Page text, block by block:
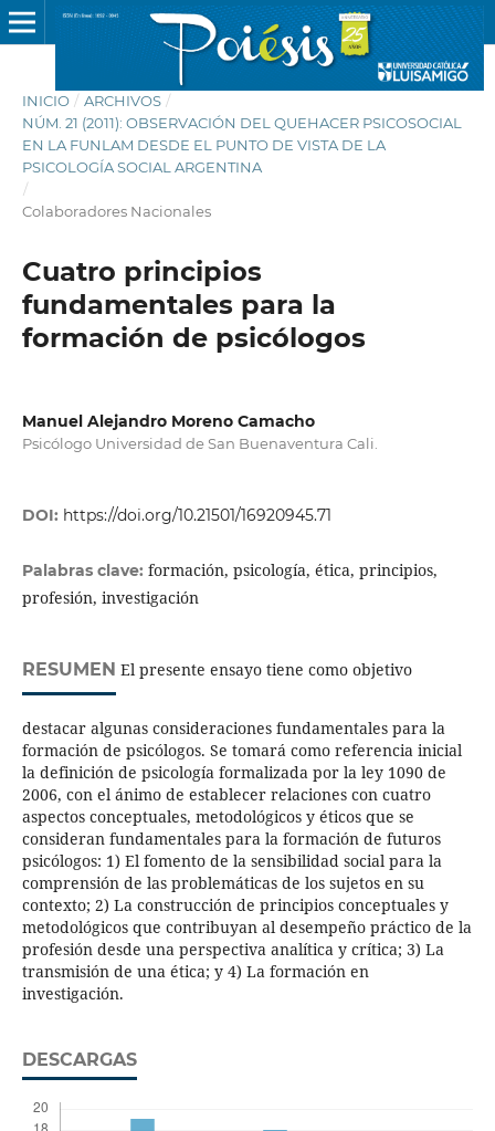
INICIO / ARCHIVOS /
NÚM. 21 (2011): OBSERVACIÓN DEL QUEHACER PSICOSOCIAL
EN LA FUNLAM DESDE EL PUNTO DE VISTA DE LA
PSICOLOGÍA SOCIAL ARGENTINA
/
Colaboradores Nacionales
Cuatro principios
fundamentales para la
formación de psicólogos
Manuel Alejandro Moreno Camacho
Psicólogo Universidad de San Buenaventura Cali.
DOI: https://doi.org/10.21501/16920945.71
Palabras clave: formación, psicología, ética, principios,
profesión, investigación
RESUMEN El presente ensayo tiene como objetivo
destacar algunas consideraciones fundamentales para la
formación de psicólogos. Se tomará como referencia inicial
la definición de psicología formalizada por la ley 1090 de
2006, con el ánimo de establecer relaciones con cuatro
aspectos conceptuales, metodológicos y éticos que se
consideran fundamentales para la formación de futuros
psicólogos: 1) El fomento de la sensibilidad social para la
comprensión de las problemáticas de los sujetos en su
contexto; 2) La construcción de principios conceptuales y
metodológicos que contribuyan al desempeño práctico de la
profesión desde una perspectiva analítica y crítica; 3) La
transmisión de una ética; y 4) La formación en
investigación.
DESCARGAS